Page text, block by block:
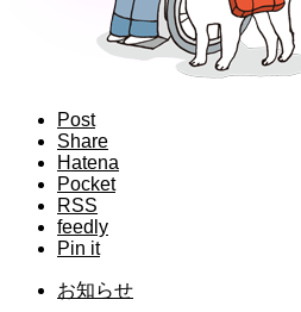
Post
Share
Hatena
Pocket
RSS
feedly
Pin it
お知らせ